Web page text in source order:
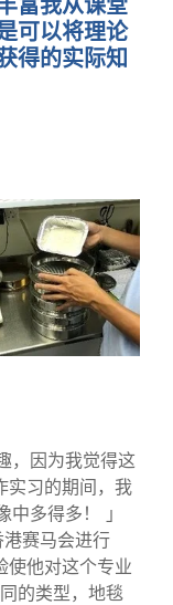
可以将理论
得的实际知
，因为我觉得这
实习的期间，我
多得多！ 」
赛马会进行
使他对这个专业
的类型，地毯